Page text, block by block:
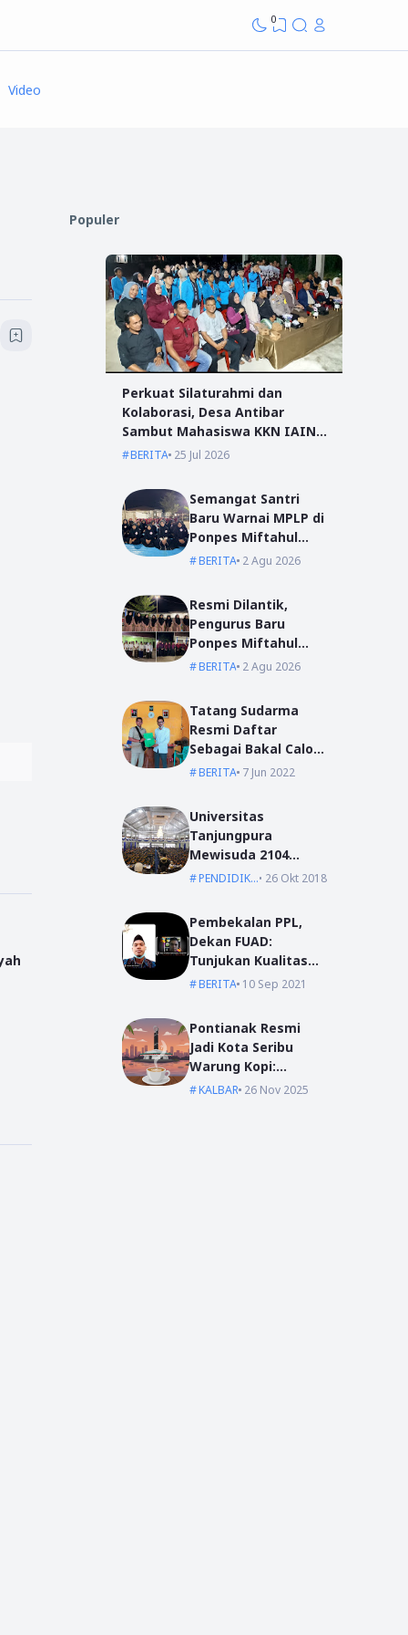
0
Video
Populer
Perkuat Silaturahmi dan
Kolaborasi, Desa Antibar
Sambut Mahasiswa KKN IAIN
Pontianak dan UM Pontianak
BERITA 25 Jul 2026
Semangat Santri
Baru Warnai MPLP di
Ponpes Miftahul
Ulum Kumpai
BERITA 2 Agu 2026
Resmi Dilantik,
Pengurus Baru
Ponpes Miftahul
Ulum Siap Emban
BERITA 2 Agu 2026
Tatang Sudarma
Resmi Daftar
Sebagai Bakal Calon
Kepala Desa Mas
BERITA 7 Jun 2022
Universitas
Tanjungpura
Mewisuda 2104
Lulusan pada
PENDIDIKAN26 Okt 2018
Pembekalan PPL,
Dekan FUAD:
Tunjukan Kualitas
Dengan Akhlak
BERITA 10 Sep 2021
Pontianak Resmi
Jadi Kota Seribu
Warung Kopi:
Jantung Komunikasi
KALBAR 26 Nov 2025